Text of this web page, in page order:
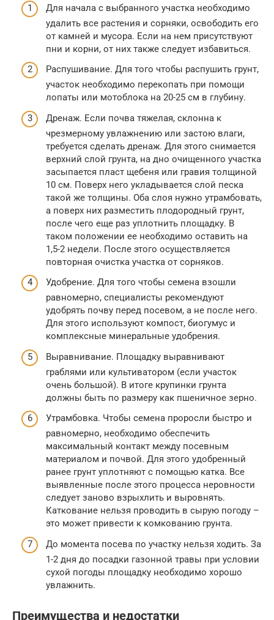
Для начала с выбранного участка необходимо
удалить все растения и сорняки, освободить его
от камней и мусора. Если на нем присутствуют
пни и корни, от них также следует избавиться.
Распушивание. Для того чтобы распушить грунт,
участок необходимо перекопать при помощи
лопаты или мотоблока на 20-25 см в глубину.
Дренаж. Если почва тяжелая, склонна к
чрезмерному увлажнению или застою влаги,
требуется сделать дренаж. Для этого снимается
верхний слой грунта, на дно очищенного участка
засыпается пласт щебеня или гравия толщиной
10 см. Поверх него укладывается слой песка
такой же толщины. Оба слоя нужно утрамбовать,
а поверх них разместить плодородный грунт,
после чего еще раз уплотнить площадку. В
таком положении ее необходимо оставить на
1,5-2 недели. После этого осуществляется
повторная очистка участка от сорняков.
Удобрение. Для того чтобы семена взошли
равномерно, специалисты рекомендуют
удобрять почву перед посевом, а не после него.
Для этого используют компост, биогумус и
комплексные минеральные удобрения.
Выравнивание. Площадку выравнивают
граблями или культиватором (если участок
очень большой). В итоге крупинки грунта
должны быть по размеру как пшеничное зерно.
Утрамбовка. Чтобы семена проросли быстро и
равномерно, необходимо обеспечить
максимальный контакт между посевным
материалом и почвой. Для этого удобренный
ранее грунт уплотняют с помощью катка. Все
выявленные после этого процесса неровности
следует заново взрыхлить и выровнять.
Каткование нельзя проводить в сырую погоду –
это может привести к комкованию грунта.
До момента посева по участку нельзя ходить. За
1-2 дня до посадки газонной травы при условии
сухой погоды площадку необходимо хорошо
увлажнить.
Преимущества и недостатки